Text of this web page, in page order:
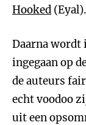
Hooked (Eyal).
Daarna wordt
ingegaan op
de auteurs
echt voodoo
uit een